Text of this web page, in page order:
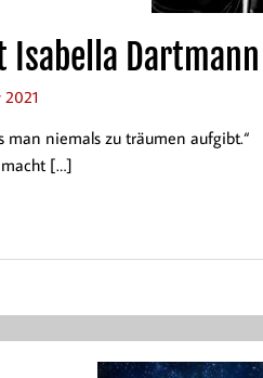
Isabella Dartmann
2021
man niemals zu träumen
[…]